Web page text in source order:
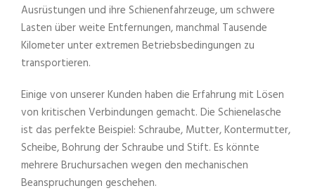
Ausrüstungen und ihre Schienenfahrzeuge, um schwere
Lasten über weite Entfernungen, manchmal Tausende
Kilometer unter extremen Betriebsbedingungen zu
transportieren.
Einige von unserer Kunden haben die Erfahrung mit Lösen
von kritischen Verbindungen gemacht. Die Schienelasche
ist das perfekte Beispiel: Schraube, Mutter, Kontermutter,
Scheibe, Bohrung der Schraube und Stift. Es könnte
mehrere Bruchursachen wegen den mechanischen
Beanspruchungen geschehen.